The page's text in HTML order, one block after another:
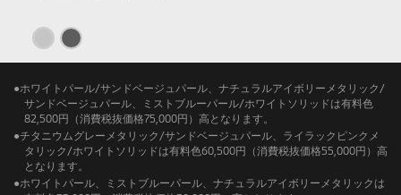
●ホワイトパール/サンドベージュパール、ナチュラルアイボリーメタリック/
サンドベージュパール、ミストブルーパール/ホワイトソリッドは有料色
82,500円（消費税抜価格75,000円）高となります。
●チタニウムグレーメタリック/サンドベージュパール、ライラックピンクメ
タリック/ホワイトソリッドは有料色60,500円（消費税抜価格55,000円）高
となります。
●ホワイトパール、ミストブルーパール、ナチュラルアイボリーメタリックは